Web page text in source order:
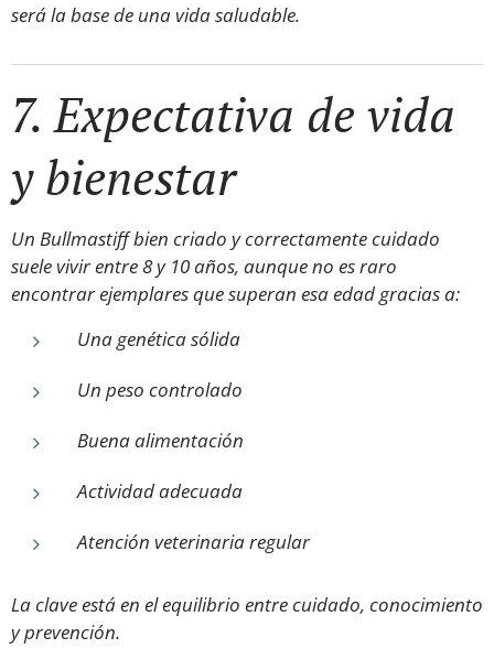
será la base de una vida saludable.
7. Expectativa de vida
y bienestar
Un Bullmastiff bien criado y correctamente cuidado
suele vivir entre 8 y 10 años, aunque no es raro
encontrar ejemplares que superan esa edad gracias a:
Una genética sólida
Un peso controlado
Buena alimentación
Actividad adecuada
Atención veterinaria regular
La clave está en el equilibrio entre cuidado, conocimiento
y prevención.